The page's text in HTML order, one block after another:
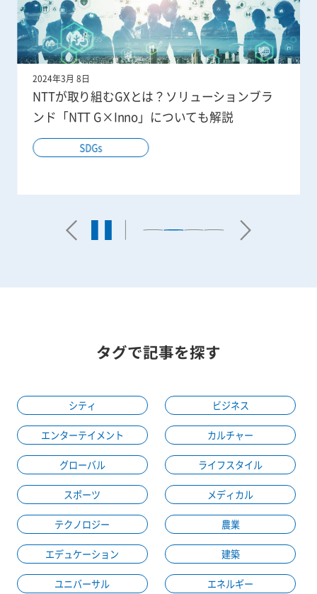
2024年2月15日
【会見情報】GX分野の取組み強化に向けた新
たなソリューションブランド「NTT G×Inno」
を立ち上げ
タグで記事を探す
シティ ビジネス
エンターテイメント カルチャー
グローバル ライフスタイル
スポーツ メディカル
テクノロジー 農業
エデュケーション 建築
ユニバーサル エネルギー